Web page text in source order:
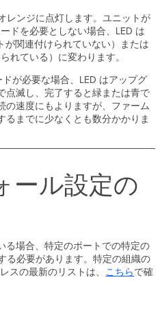
レンジに点灯します。ユニットが
ドを必要としない場合、LED は
関連付けられていない）または
れている）に変わります。
が必要な場合、LED はアップグ
点滅し、完了すると緑または青で
の速度にもよりますが、ファーム
るまでに少なくとも数分かかりま
ール設定の
る場合、特定のポートでの特定の
る必要があります。特定の組織の
スの最新のリストは、 こちらで確